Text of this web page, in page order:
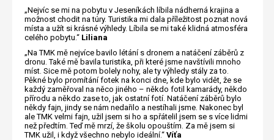
„Nejvíc se mi na pobytu v Jeseníkách líbila nádherná krajina a
možnost chodit na túry. Turistika mi dala příležitost poznat nová
místa a užít si krásné výhledy. Líbila se mi také klidná atmosféra
celého pobytu.“ Liliana
„Na TMK mě nejvíce bavilo létání s dronem a natáčení záběrů z
dronu. Také mě bavila turistika, při které jsme navštívili mnoho
míst. Sice mě potom bolely nohy, ale ty výhledy stály za to.
Pěkné bylo promítání fotek na konci dne, kde bylo vidět, že se
každý zaměřoval na něco jiného – někdo fotil kamarády, někdo
přírodu a někdo zase to, jak ostatní fotí. Natáčení záběrů bylo
někdy fajn, jindy se nám nedařilo a nestíhali jsme. Nakonec byl
ale TMK velmi fajn, užil jsem si ho a spřátelil jsem se s více lidmi
než předtím. Teď mě mrzí, že školu opouštím. Za mě jsem si
TMK užil, i když všechno nebylo ideální.“ Víťa